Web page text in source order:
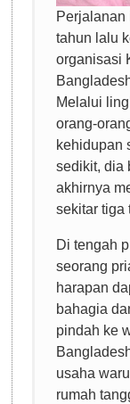
Perjalanan
tahun lalu
organisasi
Melalui
orang-
kehidupan
sedikit, dia
akhirnya
sekitar tiga
Di tengah
seorang
harapan
bahagia
pindah ke
usaha
rumah